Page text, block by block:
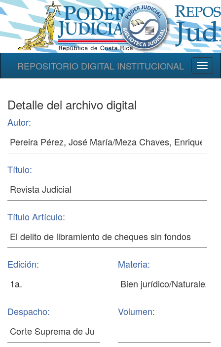
REPOSITORIO DIGITAL INSTITUCIONAL
Detalle del archivo digital
Autor:
Título:
Título Artículo:
Edición: Materia:
Despacho: Volumen: